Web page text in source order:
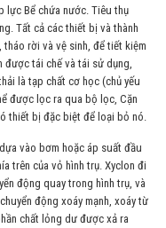
lực Bể chứa nước. Tiêu thụ
Tất cả các thiết bị và thành
tháo rời vàvệ sinh, để tiết kiệm
tái chế và tái sử dụng,
là tạp chất cơ học (chủ yếu
được lọc ra qua bộ lọc, Cặn
thiết bị đặc biệt để loại bỏ nó.
vào bơm hoặc áp suất đầu
trên của vỏ hình trụ. Xyclon đi
động quay trong hình trụ, và
động xoáy mạnh, xoáy từ
chất lỏng dư được xả ra